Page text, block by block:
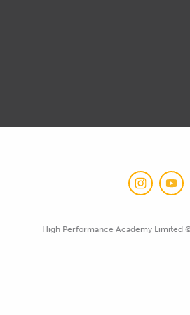
High Performance Academy Limited